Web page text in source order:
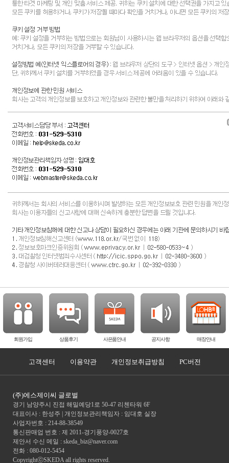
회원가입 상품후기 사은품안내 공지사항 매장안내
고객센터 이용약관 개인정보취급방침 PC버전
(주)에스제이씨 글로벌
경기 남양주시 진접 해밀예당1로 50-47 리첸타워 6F
대표이사 : 한성주 | 개인정보관리책임자 : 임대호 실장
사업자번호 : 214-88-38549
통신판매업 번호 : 제 2011-경기풍양-0027호
제안서 수신 메일 : skeda_biz@naver.com
전화 : 080-012-5454
CopyrightⓒSKEDA all rights reserved.